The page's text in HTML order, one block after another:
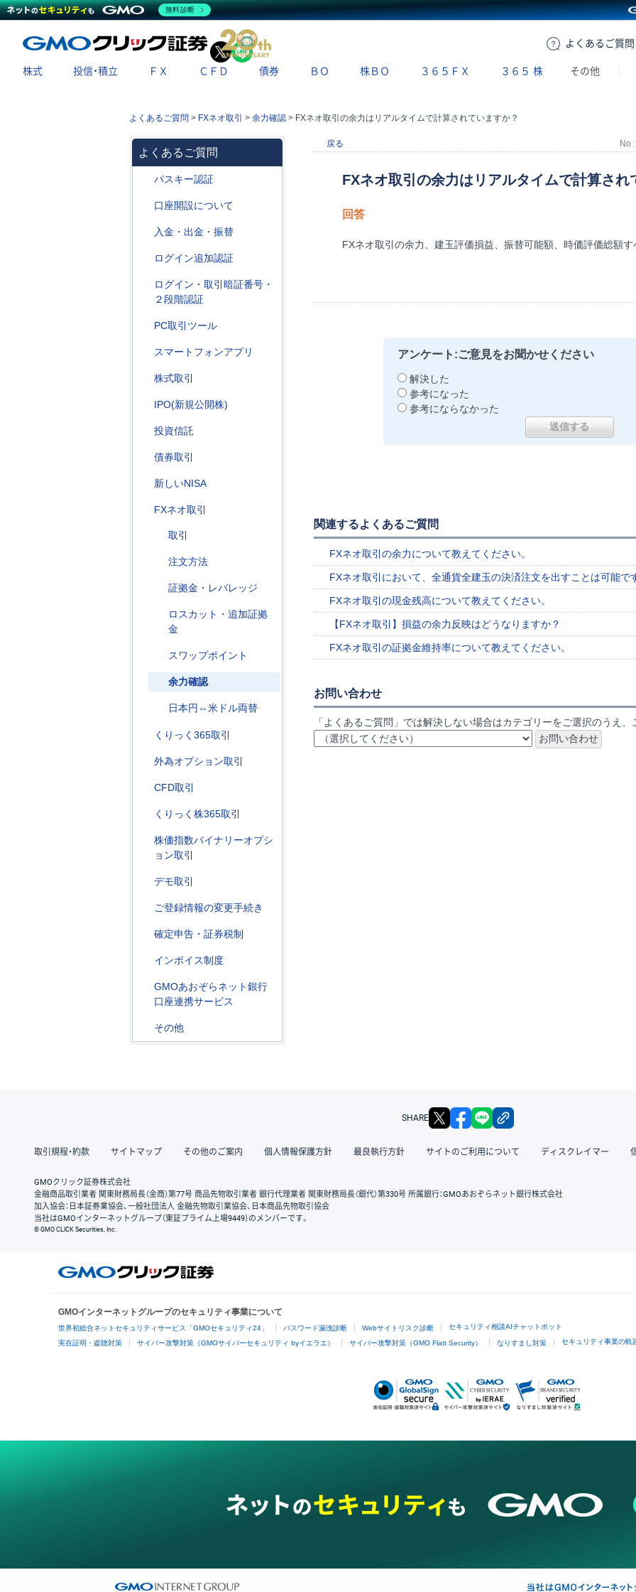
よくある ご質問
X
株式 投信・積立 ＦＸ ＣＦＤ 債券 ＢＯ 株ＢＯ ３６５ＦＸ ３６５ 株 その他
よくあるご質問 > FXネオ取引 > 余力確認 > FXネオ取引の余力はリアルタイムで計算されていますか？
よくあるご質問
パスキー認証
口座開設について
入金・出金・振替
ログイン追加認証
ログイン・取引暗証番号・
２段階認証
PC取引ツール
スマートフォンアプリ
株式取引
IPO(新規公開株)
投資信託
債券取引
新しいNISA
FXネオ取引
取引
注文方法
証拠金・レバレッジ
ロスカット・追加証拠
金
スワップポイント
余力確認
日本円⇔米ドル両替
くりっく365取引
外為オプション取引
CFD取引
くりっく株365取引
株価指数バイナリーオプシ
ョン取引
デモ取引
ご登録情報の変更手続き
確定申告・証券税制
インボイス制度
GMOあおぞらネット銀行
口座連携サービス
その他
戻る No
FXネオ取引の余力はリアルタイムで計算され
回答
FXネオ取引の余力、建玉評価損益、振替可能額、時価評価総額
アンケート:ご意見をお聞かせください
解決した
参考になった
参考にならなかった
関連するよくあるご質問
FXネオ取引の余力について教えてください。
FXネオ取引において、全通貨全建玉の決済注文を出すことは可能で
FXネオ取引の現金残高について教えてください。
【FXネオ取引】損益の余力反映はどうなりますか？
FXネオ取引の証拠金維持率について教えてください。
お問い合わせ
「よくあるご質問」では解決しない場合はカテゴリーをご選択のうえ
SHARE X facebook
取引規程・約款 サイトマップ その他のご案内 個人情報保護方針 最良執行方針 サイトのご利用について ディスクレイマー
GMOクリック証券株式会社
金融商品取引業者 関東財務局長（金商）第77号 商品先物取引業者 銀行代理業者 関東財務局長（銀代）第330号 所属銀行：GMOあおぞらネット銀行株式会社
加入協会：日本証券業協会、一般社団法人 金融先物取引業協会、日本商品先物取引協会
当社はGMOインターネットグループ（東証プライム上場9449）のメンバーです。
© GMO CLICK Securities, Inc.
GMOインターネットグループのセキュリティ事業について
世界初総合ネットセキュリティサービス「GMOセキュリティ24」 パスワード漏洩診断 Webサイトリスク診断 セキュリティ相談AIチャットボット
実在証明・盗聴対策 サイバー攻撃対策（GMOサイバーセキュリティ byイエラエ） サイバー攻撃対策（GMO Flatt Security） なりすまし対策 セキュリティ事業の軌
無料診断